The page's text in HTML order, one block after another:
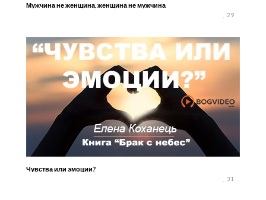
Мужчина не женщина, женщина не мужчина
29
Чувства или эмоции?
31